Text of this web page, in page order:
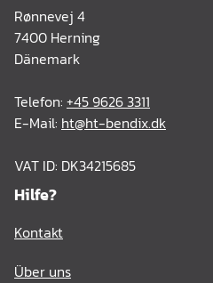
Rønnevej 4
7400 Herning
Dänemark
Telefon: +45 9626 3311
E-Mail: ht@ht-bendix.dk
VAT ID: DK34215685
Hilfe?
Kontakt
Über uns